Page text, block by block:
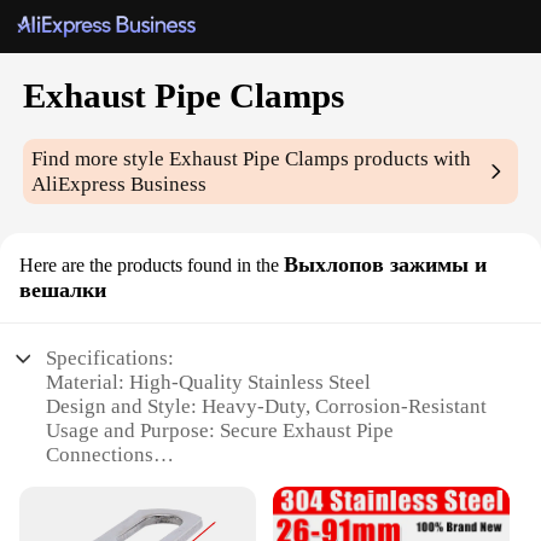
Exhaust Pipe Clamps
Find more styleExhaust Pipe Clamps products with
AliExpress Business
Here are the products found in the Выхлопов зажимы и
вешалки
Specifications:
Material: High-Quality Stainless Steel
Design and Style: Heavy-Duty, Corrosion-Resistant
Usage and Purpose: Secure Exhaust Pipe
Connections
Shape or Size: Available in Various Sizes to Fit